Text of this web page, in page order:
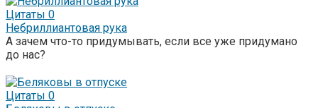
Цитаты 0
Небриллиантовая рука
А зачем что-то придумывать, если все уже придумано
до нас?
Цитаты 0